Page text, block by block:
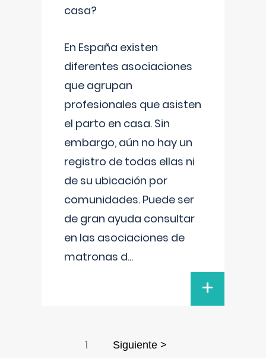
casa?
En España existen
diferentes asociaciones
que agrupan
profesionales que asisten
el parto en casa. Sin
embargo, aún no hay un
registro de todas ellas ni
de su ubicación por
comunidades. Puede ser
de gran ayuda consultar
en las asociaciones de
matronas d...
+
1 Siguiente >